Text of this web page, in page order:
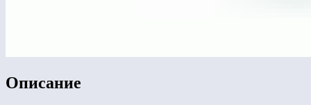
Описание